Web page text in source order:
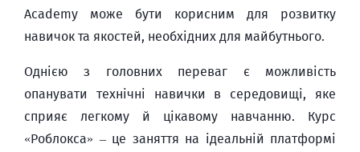
Academy може бути корисним для розвитку
навичок та якостей, необхідних для майбутнього.
Однією з головних переваг є можливість
опанувати технічні навички в середовищі, яке
сприяє легкому й цікавому навчанню. Курс
«Роблокса» – це заняття на ідеальній платформі